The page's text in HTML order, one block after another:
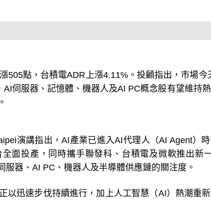
505點，台積電ADR上漲4.11%。投顧指出，市場今
伺服器、記憶體、機器人及AI PC概念股有望維持
演講指出，AI產業已進入AI代理人（AI Agent）
面投產，同時攜手聯發科、台積電及微軟推出新
器、AI PC、機器人及半導體供應鏈的關注度。
以迅速步伐持續進行，加上人工智慧（AI）熱潮重